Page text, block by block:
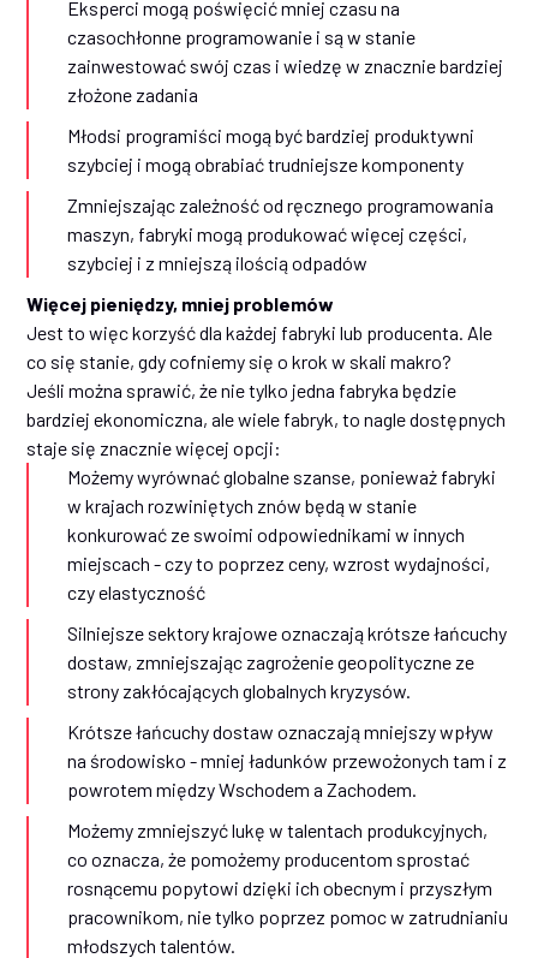
Eksperci mogą poświęcić mniej czasu na
czasochłonne programowanie i są w stanie
zainwestować swój czas i wiedzę w znacznie bardziej
złożone zadania
Młodsi programiści mogą być bardziej produktywni
szybciej i mogą obrabiać trudniejsze komponenty
Zmniejszając zależność od ręcznego programowania
maszyn, fabryki mogą produkować więcej części,
szybciej i z mniejszą ilością odpadów
Więcej pieniędzy, mniej problemów
Jest to więc korzyść dla każdej fabryki lub producenta. Ale
co się stanie, gdy cofniemy się o krok w skali makro?
Jeśli można sprawić, że nie tylko jedna fabryka będzie
bardziej ekonomiczna, ale wiele fabryk, to nagle dostępnych
staje się znacznie więcej opcji:
Możemy wyrównać globalne szanse, ponieważ fabryki
w krajach rozwiniętych znów będą w stanie
konkurować ze swoimi odpowiednikami w innych
miejscach - czy to poprzez ceny, wzrost wydajności,
czy elastyczność
Silniejsze sektory krajowe oznaczają krótsze łańcuchy
dostaw, zmniejszając zagrożenie geopolityczne ze
strony zakłócających globalnych kryzysów.
Krótsze łańcuchy dostaw oznaczają mniejszy wpływ
na środowisko - mniej ładunków przewożonych tam i z
powrotem między Wschodem a Zachodem.
Możemy zmniejszyć lukę w talentach produkcyjnych,
co oznacza, że pomożemy producentom sprostać
rosnącemu popytowi dzięki ich obecnym i przyszłym
pracownikom, nie tylko poprzez pomoc w zatrudnianiu
młodszych talentów.